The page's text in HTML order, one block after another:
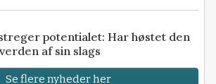
potentialet: Har høstet den
af sin slags
Se flere nyheder her